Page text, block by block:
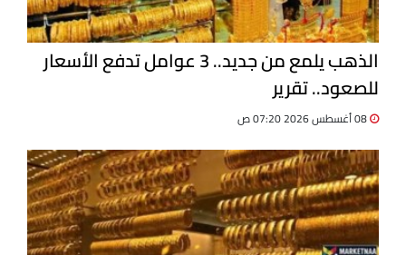
الذهب يلمع من جديد.. 3 عوامل تدفع الأسعار
للصعود.. تقرير